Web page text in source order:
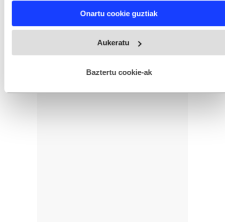
and set your preferences in thedetails section
fitxategiak erabiltzen ditu. Zure esperientzia eta zerbitzuak
esplizitua ematen diguzu.Gehiago irakurri
Onartu cookie guztiak
Aukeratu
Baztertu cookie-ak